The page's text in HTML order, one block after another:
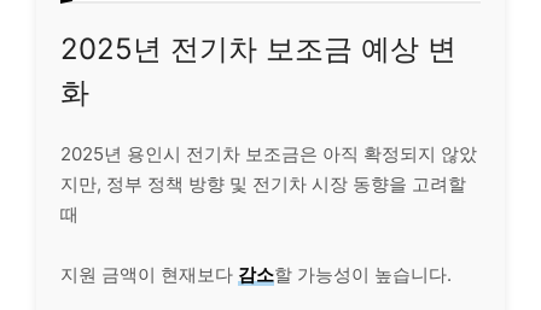
2025년 전기차 보조금 예상 변
화
2025년 용인시 전기차 보조금은 아직 확정되지 않았
지만, 정부 정책 방향 및 전기차 시장 동향을 고려할
때
지원 금액이 현재보다 감소할 가능성이 높습니다.